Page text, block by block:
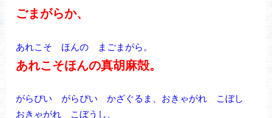
ごまがらか、
あれこそ ほんの まごまがら。
あれこそほんの真胡麻殻。
がらぴい がらぴい かざぐるま、おきゃがれ こぼし
おきゃがれ こぼうし、